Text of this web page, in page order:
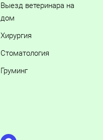
Выезд ветеринара на
дом
Хирургия
Стоматология
Груминг